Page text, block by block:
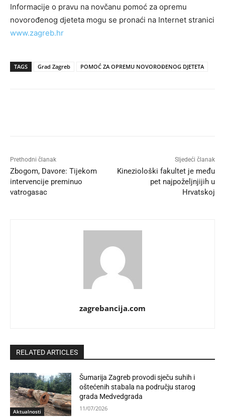
Informacije o pravu na novčanu pomoć za opremu
novorođenog djeteta mogu se pronaći na Internet stranici
www.zagreb.hr
TAGS Grad Zagreb POMOĆ ZA OPREMU NOVOROĐENOG DJETETA
Prethodni članak
Zbogom, Davore: Tijekom
intervencije preminuo
vatrogasac
Sljedeći članak
Kineziološki fakultet je među
pet najpoželjnjijih u
Hrvatskoj
zagrebancija.com
RELATED ARTICLES
Aktualnosti
Šumarija Zagreb provodi sječu suhih i
oštećenih stabala na području starog
grada Medvedgrada
11/07/2026